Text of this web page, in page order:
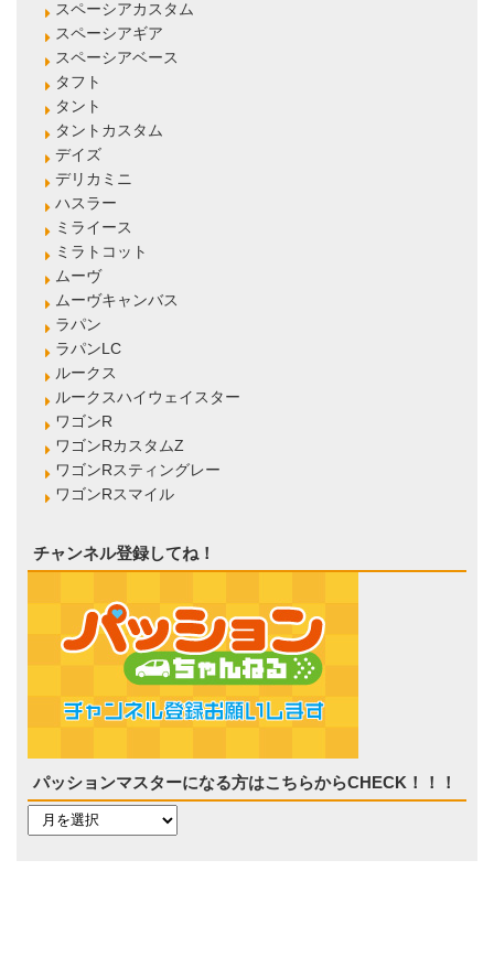
スペーシアカスタム
スペーシアギア
スペーシアベース
タフト
タント
タントカスタム
デイズ
デリカミニ
ハスラー
ミライース
ミラトコット
ムーヴ
ムーヴキャンバス
ラパン
ラパンLC
ルークス
ルークスハイウェイスター
ワゴンR
ワゴンRカスタムZ
ワゴンRスティングレー
ワゴンRスマイル
チャンネル登録してね！
パッションマスターになる方はこちらからCHECK！！！